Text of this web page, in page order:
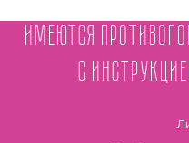
Имеются
с